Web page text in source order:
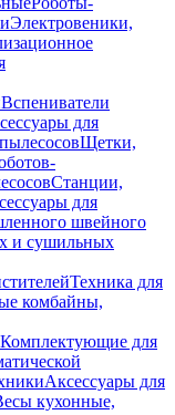
Электровеники,
Вспениватели
для
Щетки,
Станции,
для
швейного
и сушильных
Техника для
комбайны,
Комплектующие для
Аксессуары для
кухонные,